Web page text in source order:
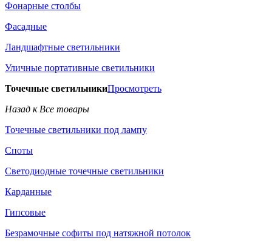
Фонарные столбы
Фасадные
Ландшафтные светильники
Уличные портативные светильники
Точечные светильникиПросмотреть
Назад к Все товары
Точечные светильники под лампу
Споты
Светодиодные точечные светильники
Карданные
Гипсовые
Безрамочные софиты под натяжной потолок